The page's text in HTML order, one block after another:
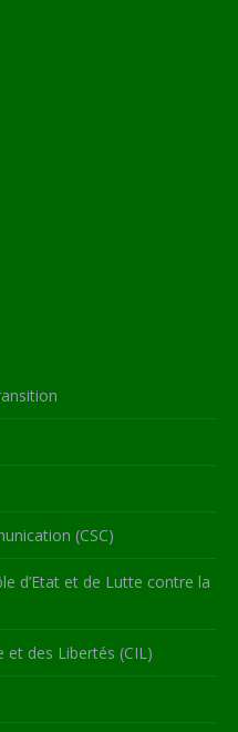
(CSC)
d’Etat et de Lutte contre la
et des Libertés (CIL)